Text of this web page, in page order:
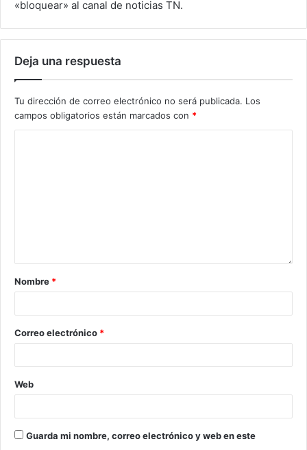
«bloquear» al canal de noticias TN.
Deja una respuesta
Tu dirección de correo electrónico no será publicada. Los
campos obligatorios están marcados con *
Nombre *
Correo electrónico *
Web
Guarda mi nombre, correo electrónico y web en este